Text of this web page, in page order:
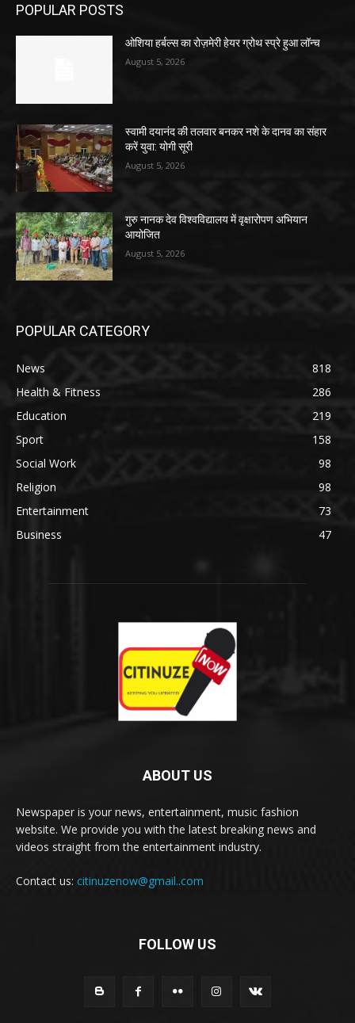
POPULAR POSTS
ओशिया हर्बल्स का रोज़मेरी हेयर ग्रोथ स्प्रे हुआ लॉन्च
August 5, 2026
स्वामी दयानंद की तलवार बनकर नशे के दानव का संहार
करें युवा: योगी सूरी
August 5, 2026
गुरु नानक देव विश्वविद्यालय में वृक्षारोपण अभियान
आयोजित
August 5, 2026
POPULAR CATEGORY
News
818
Health & Fitness
286
Education
219
Sport
158
Social Work
98
Religion
98
Entertainment
73
Business
47
ABOUT US
Newspaper is your news, entertainment, music fashion
website. We provide you with the latest breaking news and
videos straight from the entertainment industry.
Contact us: citinuzenow@gmail..com
FOLLOW US